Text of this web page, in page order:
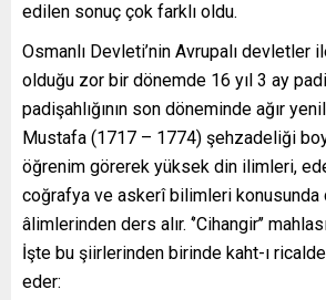
edilen sonuç çok farklı oldu.
Osmanlı Devleti’nin Avrupalı devletler
olduğu zor bir dönemde 16 yıl 3 ay
padişahlığının son döneminde ağır
Mustafa (1717 – 1774) şehzadeliği
öğrenim görerek yüksek din ilimleri,
coğrafya ve askerî bilimleri konusunda
âlimlerinden ders alır. ‘’Cihangir’’
İşte bu şiirlerinden birinde kaht-ı
eder: